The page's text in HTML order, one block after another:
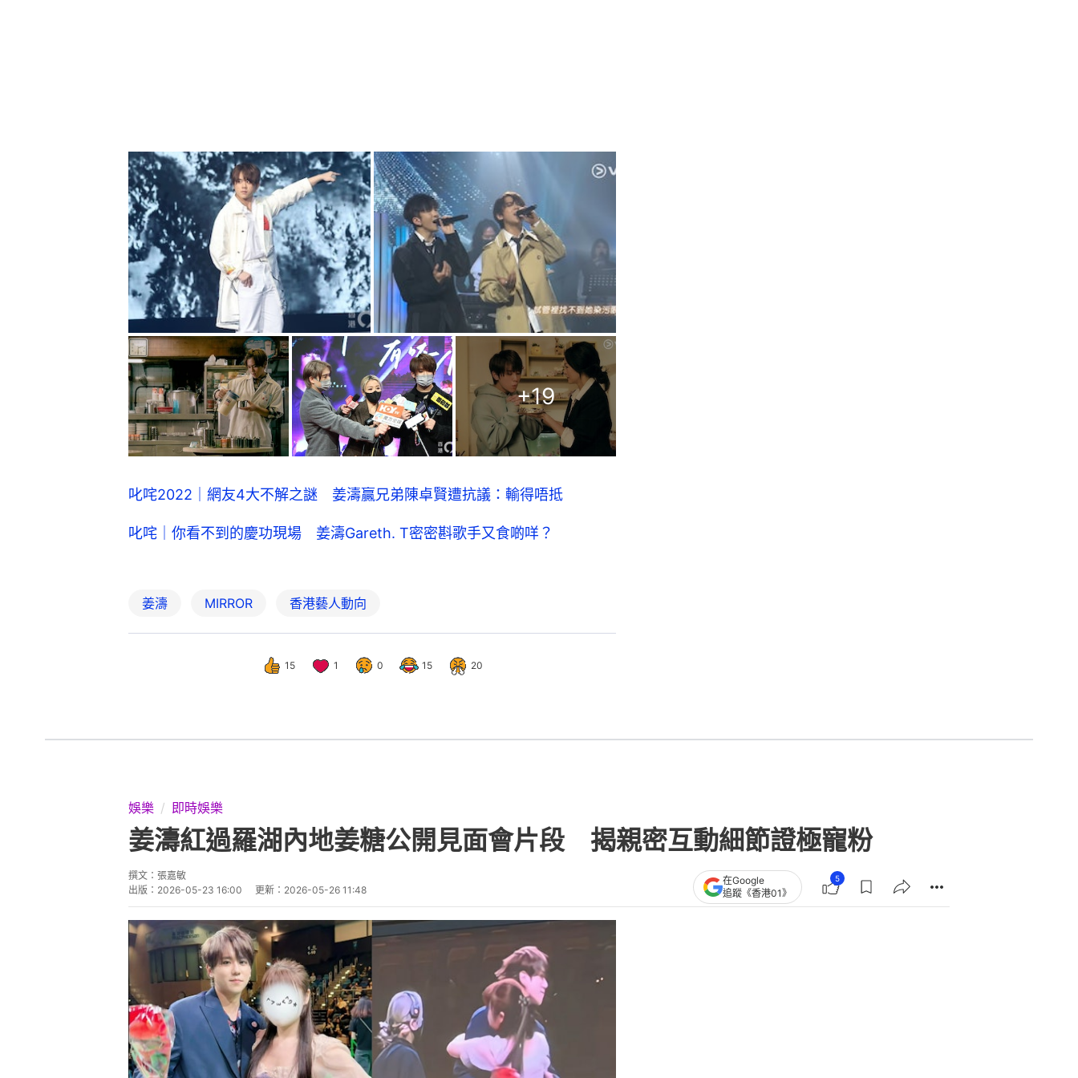
+19
叱咤2022｜網友4大不解之謎 姜濤贏兄弟陳卓賢遭抗議：輸得唔抵
叱咤｜你看不到的慶功現場 姜濤Gareth. T密密斟歌手又食啲咩？
姜濤 MIRROR 香港藝人動向
15 1 0 15 20
娛樂 即時娛樂
姜濤紅過羅湖內地姜糖公開見面會片段 揭親密互動細節證極寵粉
撰文： 張嘉敏
出版： 2026-05-23 16:00 更新： 2026-05-26 11:48
在Google
追蹤《香港01》
5